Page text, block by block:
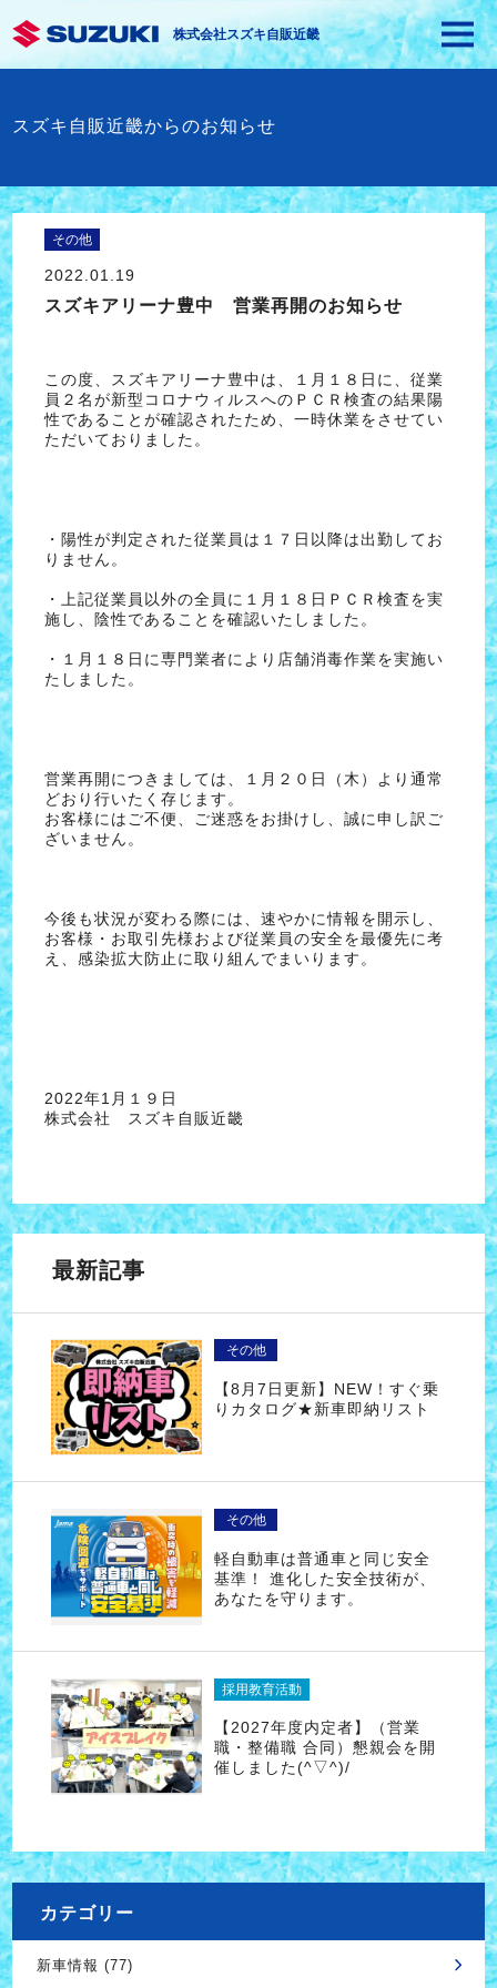
株式会社スズキ自販近畿
スズキ自販近畿からのお知らせ
その他
2022.01.19
スズキアリーナ豊中 営業再開のお知らせ
この度、スズキアリーナ豊中は、１月１８日に、従業
員２名が新型コロナウィルスへのＰＣＲ検査の結果陽
性であることが確認されたため、一時休業をさせてい
ただいておりました。
・陽性が判定された従業員は１７日以降は出勤してお
りません。
・上記従業員以外の全員に１月１８日ＰＣＲ検査を実
施し、陰性であることを確認いたしました。
・１月１８日に専門業者により店舗消毒作業を実施い
たしました。
営業再開につきましては、１月２０日（木）より通常
どおり行いたく存じます。
お客様にはご不便、ご迷惑をお掛けし、誠に申し訳ご
ざいません。
今後も状況が変わる際には、速やかに情報を開示し、
お客様・お取引先様および従業員の安全を最優先に考
え、感染拡大防止に取り組んでまいります。
2022年1月１９日
株式会社 スズキ自販近畿
最新記事
その他
【8月7日更新】NEW！すぐ乗
りカタログ★新車即納リスト
その他
軽自動車は普通車と同じ安全
基準！ 進化した安全技術が、
あなたを守ります。
採用教育活動
【2027年度内定者】（営業
職・整備職 合同）懇親会を開
催しました(^▽^)/
カテゴリー
新車情報 (77)